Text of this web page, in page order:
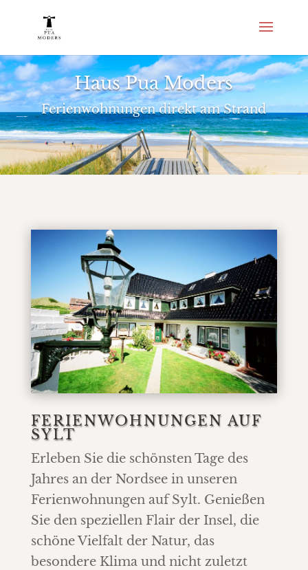
Haus Pua Moders
Ferienwohnungen direkt am Strand
FERIENWOHNUNGEN AUF
SYLT
Erleben Sie die schönsten Tage des
Jahres an der Nordsee in unseren
Ferienwohnungen auf Sylt. Genießen
Sie den speziellen Flair der Insel, die
schöne Vielfalt der Natur, das
besondere Klima und nicht zuletzt